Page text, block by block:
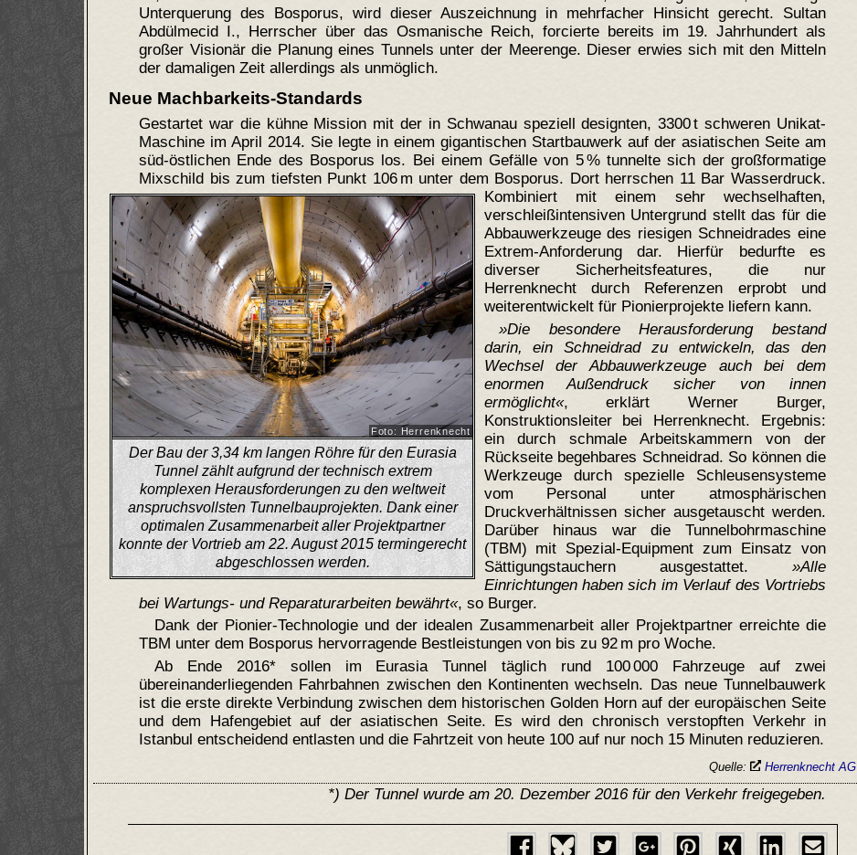
Unterquerung des Bosporus, wird dieser Auszeichnung in mehrfacher Hinsicht gerecht. Sultan
Abdülmecid I., Herrscher über das Osmanische Reich, forcierte bereits im 19. Jahrhundert als
großer Visionär die Planung eines Tunnels unter der Meerenge. Dieser erwies sich mit den Mitteln
der damaligen Zeit allerdings als unmöglich.
Neue Machbarkeits-Standards
Gestartet war die kühne Mission mit der in Schwanau speziell designten, 3300 t schweren Unikat-
Maschine im April 2014. Sie legte in einem gigantischen Startbauwerk auf der asiatischen Seite am
süd-östlichen Ende des Bosporus los. Bei einem Gefälle von 5 % tunnelte sich der großformatige
Mixschild bis zum tiefsten Punkt 106 m unter dem Bosporus.
Foto: Herrenknecht
Der Bau der 3,34 km langen Röhre für den Eurasia
Tunnel zählt aufgrund der technisch extrem
komplexen Herausforderungen zu den weltweit
anspruchsvollsten Tunnelbauprojekten. Dank einer
optimalen Zusammenarbeit aller Projektpartner
konnte der Vortrieb am 22. August 2015 termingerecht
abgeschlossen werden.
Dort herrschen 11 Bar Wasserdruck.
Kombiniert mit einem sehr wechselhaften,
verschleißintensiven Untergrund stellt das für die
Abbauwerkzeuge des riesigen Schneidrades eine
Extrem-Anforderung dar. Hierfür bedurfte es
diverser Sicherheitsfeatures, die nur
Herrenknecht durch Referenzen erprobt und
weiterentwickelt für Pionierprojekte liefern kann.
Die besondere Herausforderung bestand
darin, ein Schneidrad zu entwickeln, das den
Wechsel der Abbauwerkzeuge auch bei dem
enormen Außendruck sicher von innen
ermöglicht , erklärt Werner Burger,
Konstruktionsleiter bei Herrenknecht. Ergebnis:
ein durch schmale Arbeitskammern von der
Rückseite begehbares Schneidrad. So können die
Werkzeuge durch spezielle Schleusensysteme
vom Personal unter atmosphärischen
Druckverhältnissen sicher ausgetauscht werden.
Darüber hinaus war die Tunnelbohrmaschine
(TBM) mit Spezial-Equipment zum Einsatz von
Sättigungstauchern ausgestattet. Alle
Einrichtungen haben sich im Verlauf des Vortriebs
bei Wartungs- und Reparaturarbeiten bewährt , so Burger.
Dank der Pionier-Technologie und der idealen Zusammenarbeit aller Projektpartner erreichte die
TBM unter dem Bosporus hervorragende Bestleistungen von bis zu 92 m pro Woche.
Ab Ende 2016* sollen im Eurasia Tunnel täglich rund 100 000 Fahrzeuge auf zwei
übereinanderliegenden Fahrbahnen zwischen den Kontinenten wechseln. Das neue Tunnelbauwerk
ist die erste direkte Verbindung zwischen dem historischen Golden Horn auf der europäischen Seite
und dem Hafengebiet auf der asiatischen Seite. Es wird den chronisch verstopften Verkehr in
Istanbul entscheidend entlasten und die Fahrtzeit von heute 100 auf nur noch 15 Minuten reduzieren.
Quelle: Herrenknecht AG
*) Der Tunnel wurde am 20. Dezember 2016 für den Verkehr freigegeben.